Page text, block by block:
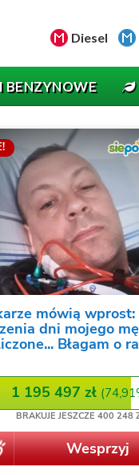
Diesel
BENZYNOWE